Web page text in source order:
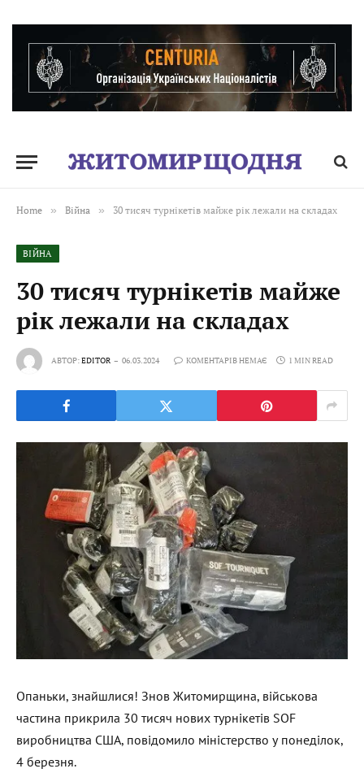
Home » Війна » 30 тисяч турнікетів майже рік лежали на складах
ВІЙНА
30 тисяч турнікетів майже
рік лежали на складах
АВТОР:EDITOR 06.03.2024 КОМЕНТАРІВ НЕМАЄ 1 MIN READ
Опаньки, знайшлися! Знов Житомирщина, військова
частина прикрила 30 тисяч нових турнікетів SOF
виробництва США, повідомило міністерство у понеділок,
4 березня.